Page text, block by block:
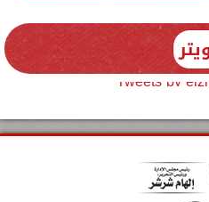
Tweets by